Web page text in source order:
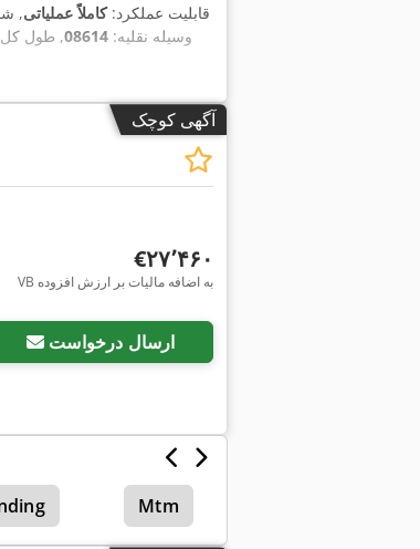
, قابلیت عملکرد:کاملاً عملیاتی,
وسیله نقلیه: 08614, طول
آگهی کوچک
درخواست تصاویر بیشتر
‎€۲۷٬۴۶۰
VB به اضافه مالیات بر ارزش افزوده
ارسال درخواست
Mtm